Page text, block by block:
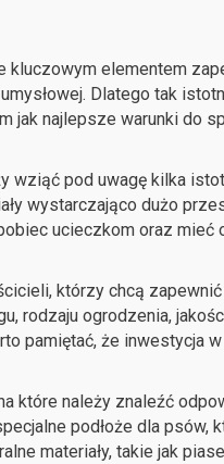
elementem
Dlatego tak
jak najlepsze warunki do
wziąć pod uwagę kilka
wystarczająco dużo
ucieczkom oraz mieć
którzy chcą
rodzaju ogrodzenia,
pamiętać, że inwestycja
które należy znaleźć
podłoże dla psów,
materiały, takie jak